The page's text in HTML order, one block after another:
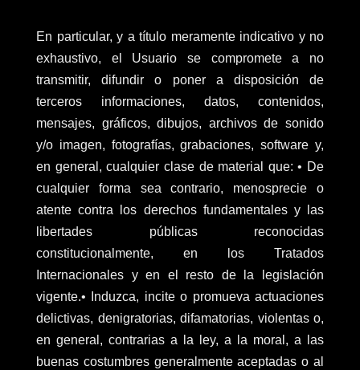
En particular, y a título meramente indicativo y no
exhaustivo, el Usuario se compromete a no
transmitir, difundir o poner a disposición de
terceros informaciones, datos, contenidos,
mensajes, gráficos, dibujos, archivos de sonido
y/o imagen, fotografías, grabaciones, software y,
en general, cualquier clase de material que: • De
cualquier forma sea contrario, menosprecie o
atente contra los derechos fundamentales y las
libertades públicas reconocidas
constitucionalmente, en los Tratados
Internacionales y en el resto de la legislación
vigente.• Induzca, incite o promueva actuaciones
delictivas, denigratorias, difamatorias, violentas o,
en general, contrarias a la ley, a la moral, a las
buenas costumbres generalmente aceptadas o al